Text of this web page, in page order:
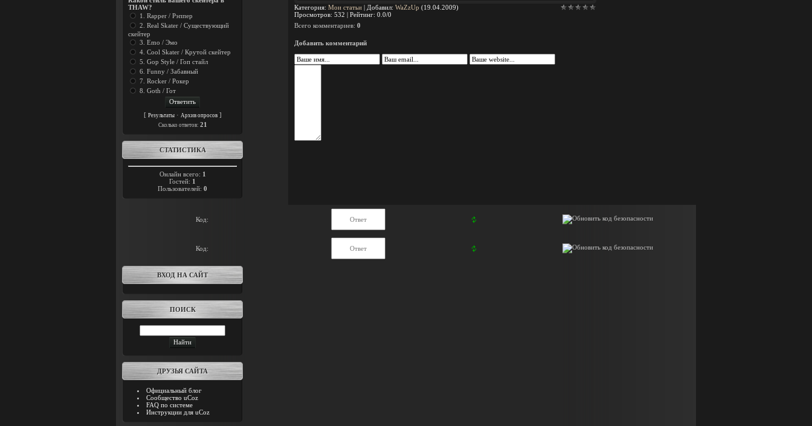
THAW?
1. Rapper / Рэппер
2. Real Skater / Существующий
скейтер
3. Emo / Эмо
4. Cool Skater / Крутой скейтер
5. Gop Style / Гоп стайл
6. Funny / Забавный
7. Rocker / Рокер
8. Goth / Гот
[ Результаты· Архив опросов]
Cколько ответов: 21
СТАТИСТИКА
Онлайн всего: 1
Гостей: 1
Пользователей: 0
Категория: Мои статьи | Добавил: WaZzUp (19.04.2009)
Просмотров: 532 | Рейтинг: 0.0/0
Всего комментариев: 0
Добавить комментарий
Код:
Код:
ВХОД НА САЙТ
ПОИСК
ДРУЗЬЯ САЙТА
Официальный блог
Сообщество uCoz
FAQ по системе
Инструкции для uCoz